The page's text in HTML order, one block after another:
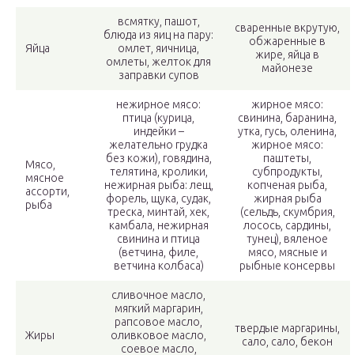
Яйца
всмятку, пашот,
блюда из яиц на пару:
омлет, яичница,
омлеты, желток для
заправки супов
сваренные вкрутую,
обжаренные в
жире, яйца в
майонезе
Мясо,
мясное
ассорти,
рыба
нежирное мясо:
птица (курица,
индейки –
желательно грудка
без кожи), говядина,
телятина, кролики,
нежирная рыба: лещ,
форель, щука, судак,
треска, минтай, хек,
камбала, нежирная
свинина и птица
(ветчина, филе,
ветчина колбаса)
жирное мясо:
свинина, баранина,
утка, гусь, оленина,
жирное мясо:
паштеты,
субпродукты,
копченая рыба,
жирная рыба
(сельдь, скумбрия,
лосось, сардины,
тунец), вяленое
мясо, мясные и
рыбные консервы
Жиры
сливочное масло,
мягкий маргарин,
рапсовое масло,
оливковое масло,
соевое масло,
твердые маргарины,
сало, сало, бекон